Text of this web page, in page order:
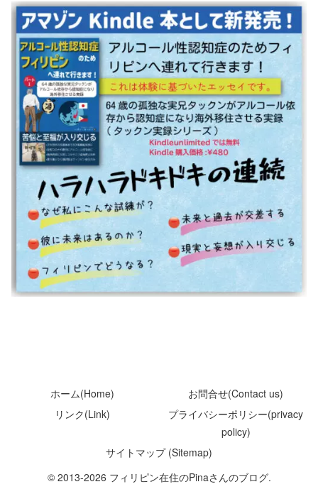
ホーム(Home)
お問合せ(Contact us)
リンク(Link)
プライバシーポリシー(privacy
policy)
サイトマップ (Sitemap)
© 2013-2026 フィリピン在住のPinaさんのブログ.